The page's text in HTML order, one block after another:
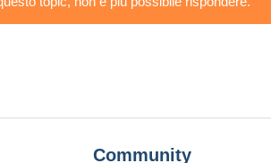
Community